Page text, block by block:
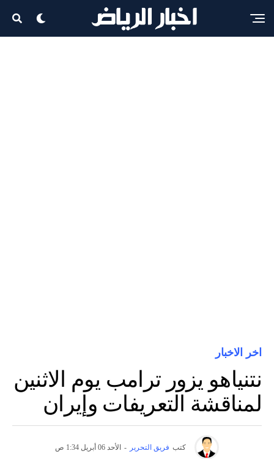
اخر الاخبار
نتنياهو يزور ترامب يوم الاثنين
لمناقشة التعريفات وإيران
كتب فريق التحرير - الأحد 06 أبريل 1:34 ص